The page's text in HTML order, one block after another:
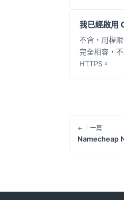
我已經啟用
不會，用權
完全相容，
HTTPS。
← 上一篇
Namecheap